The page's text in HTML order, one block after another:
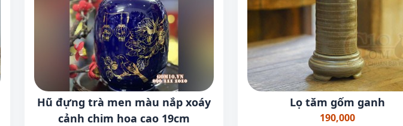
Hũ đựng trà men màu nắp xoáy
cảnh chim hoa cao 19cm
Lọ tăm gốm ganh
190,000